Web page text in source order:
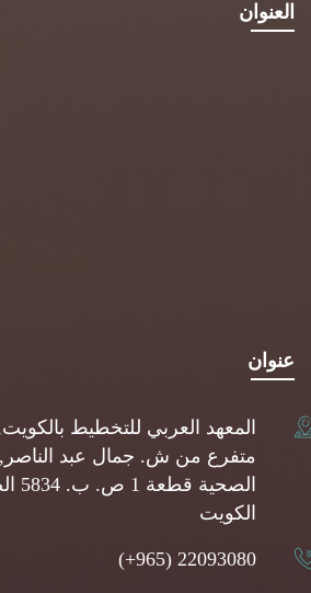
العنوان
عنوان
المعهد العربي للتخطيط
متفرع من ش. جمال عبد
الكويت
(+965) 22093080